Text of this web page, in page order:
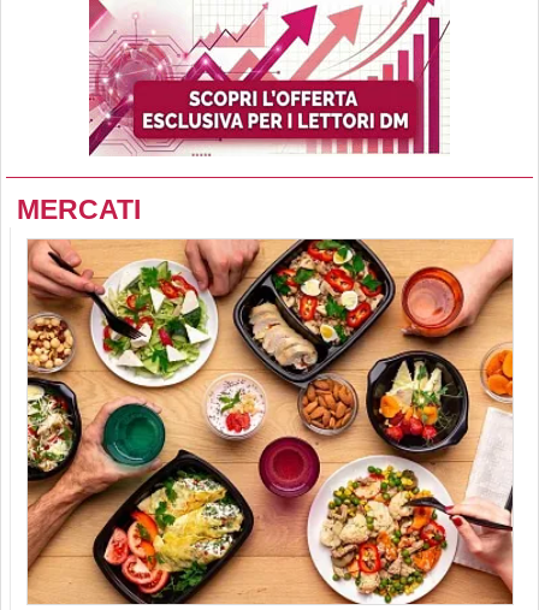
MERCATI